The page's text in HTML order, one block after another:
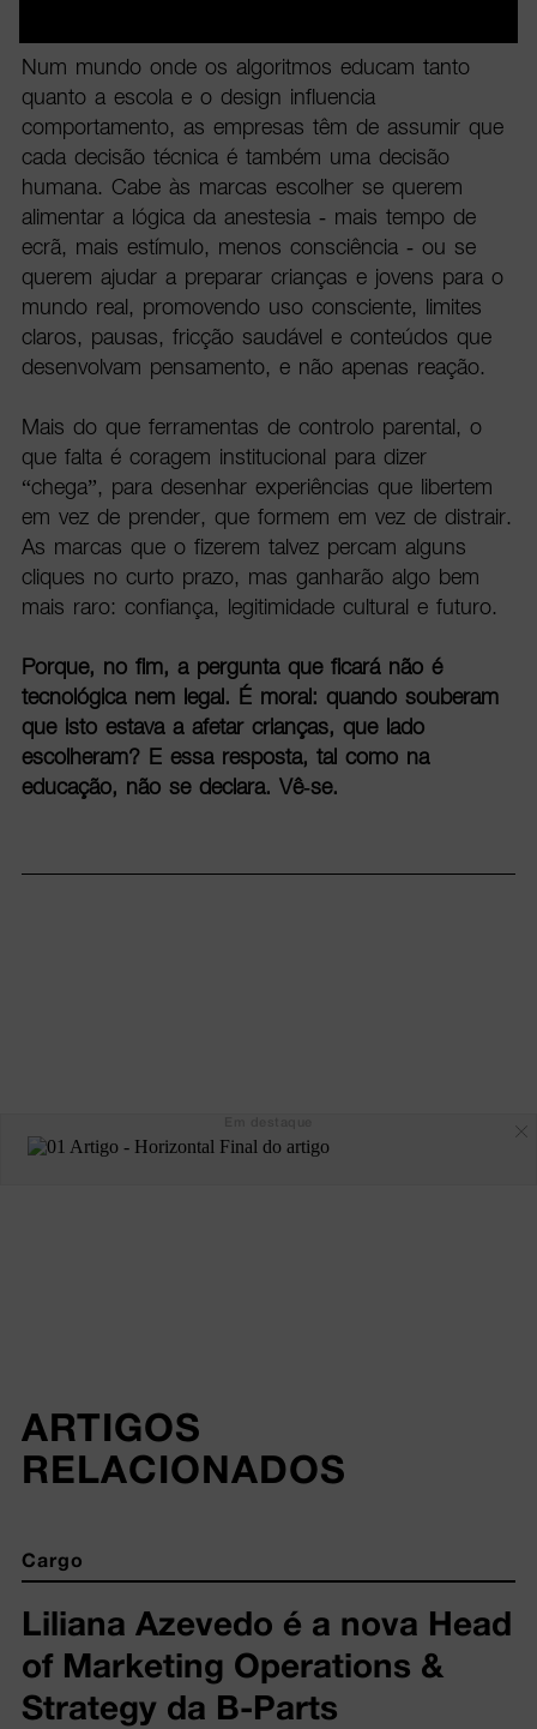
Num mundo onde os algoritmos educam tanto
quanto a escola e o design influencia
comportamento, as empresas têm de assumir que
cada decisão técnica é também uma decisão
humana. Cabe às marcas escolher se querem
alimentar a lógica da anestesia - mais tempo de
ecrã, mais estímulo, menos consciência - ou se
querem ajudar a preparar crianças e jovens para o
mundo real, promovendo uso consciente, limites
claros, pausas, fricção saudável e conteúdos que
desenvolvam pensamento, e não apenas reação.
Mais do que ferramentas de controlo parental, o
que falta é coragem institucional para dizer
“chega”, para desenhar experiências que libertem
em vez de prender, que formem em vez de distrair.
As marcas que o fizerem talvez percam alguns
cliques no curto prazo, mas ganharão algo bem
mais raro: confiança, legitimidade cultural e futuro.
Porque, no fim, a pergunta que ficará não é
tecnológica nem legal. É moral: quando souberam
que isto estava a afetar crianças, que lado
escolheram? E essa resposta, tal como na
educação, não se declara. Vê-se.
ARTIGOS
RELACIONADOS
Cargo
Liliana Azevedo é a nova Head
of Marketing Operations &
Strategy da B-Parts